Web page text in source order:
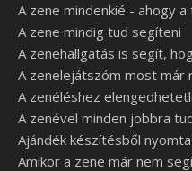
A zene mindenkié - ahogy a
A zene mindig tud segíteni
A zenehallgatás is segít,
A zenelejátszóm most már
A zenéléshez
A zenével minden jobbra
Ajándék készítésből
Amikor a zene már nem